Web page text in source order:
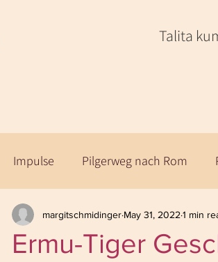
Talita
Impulse Pilgerweg nach Rom
Ermu-Tiger
margitschmidinger May 31, 2022 1 min